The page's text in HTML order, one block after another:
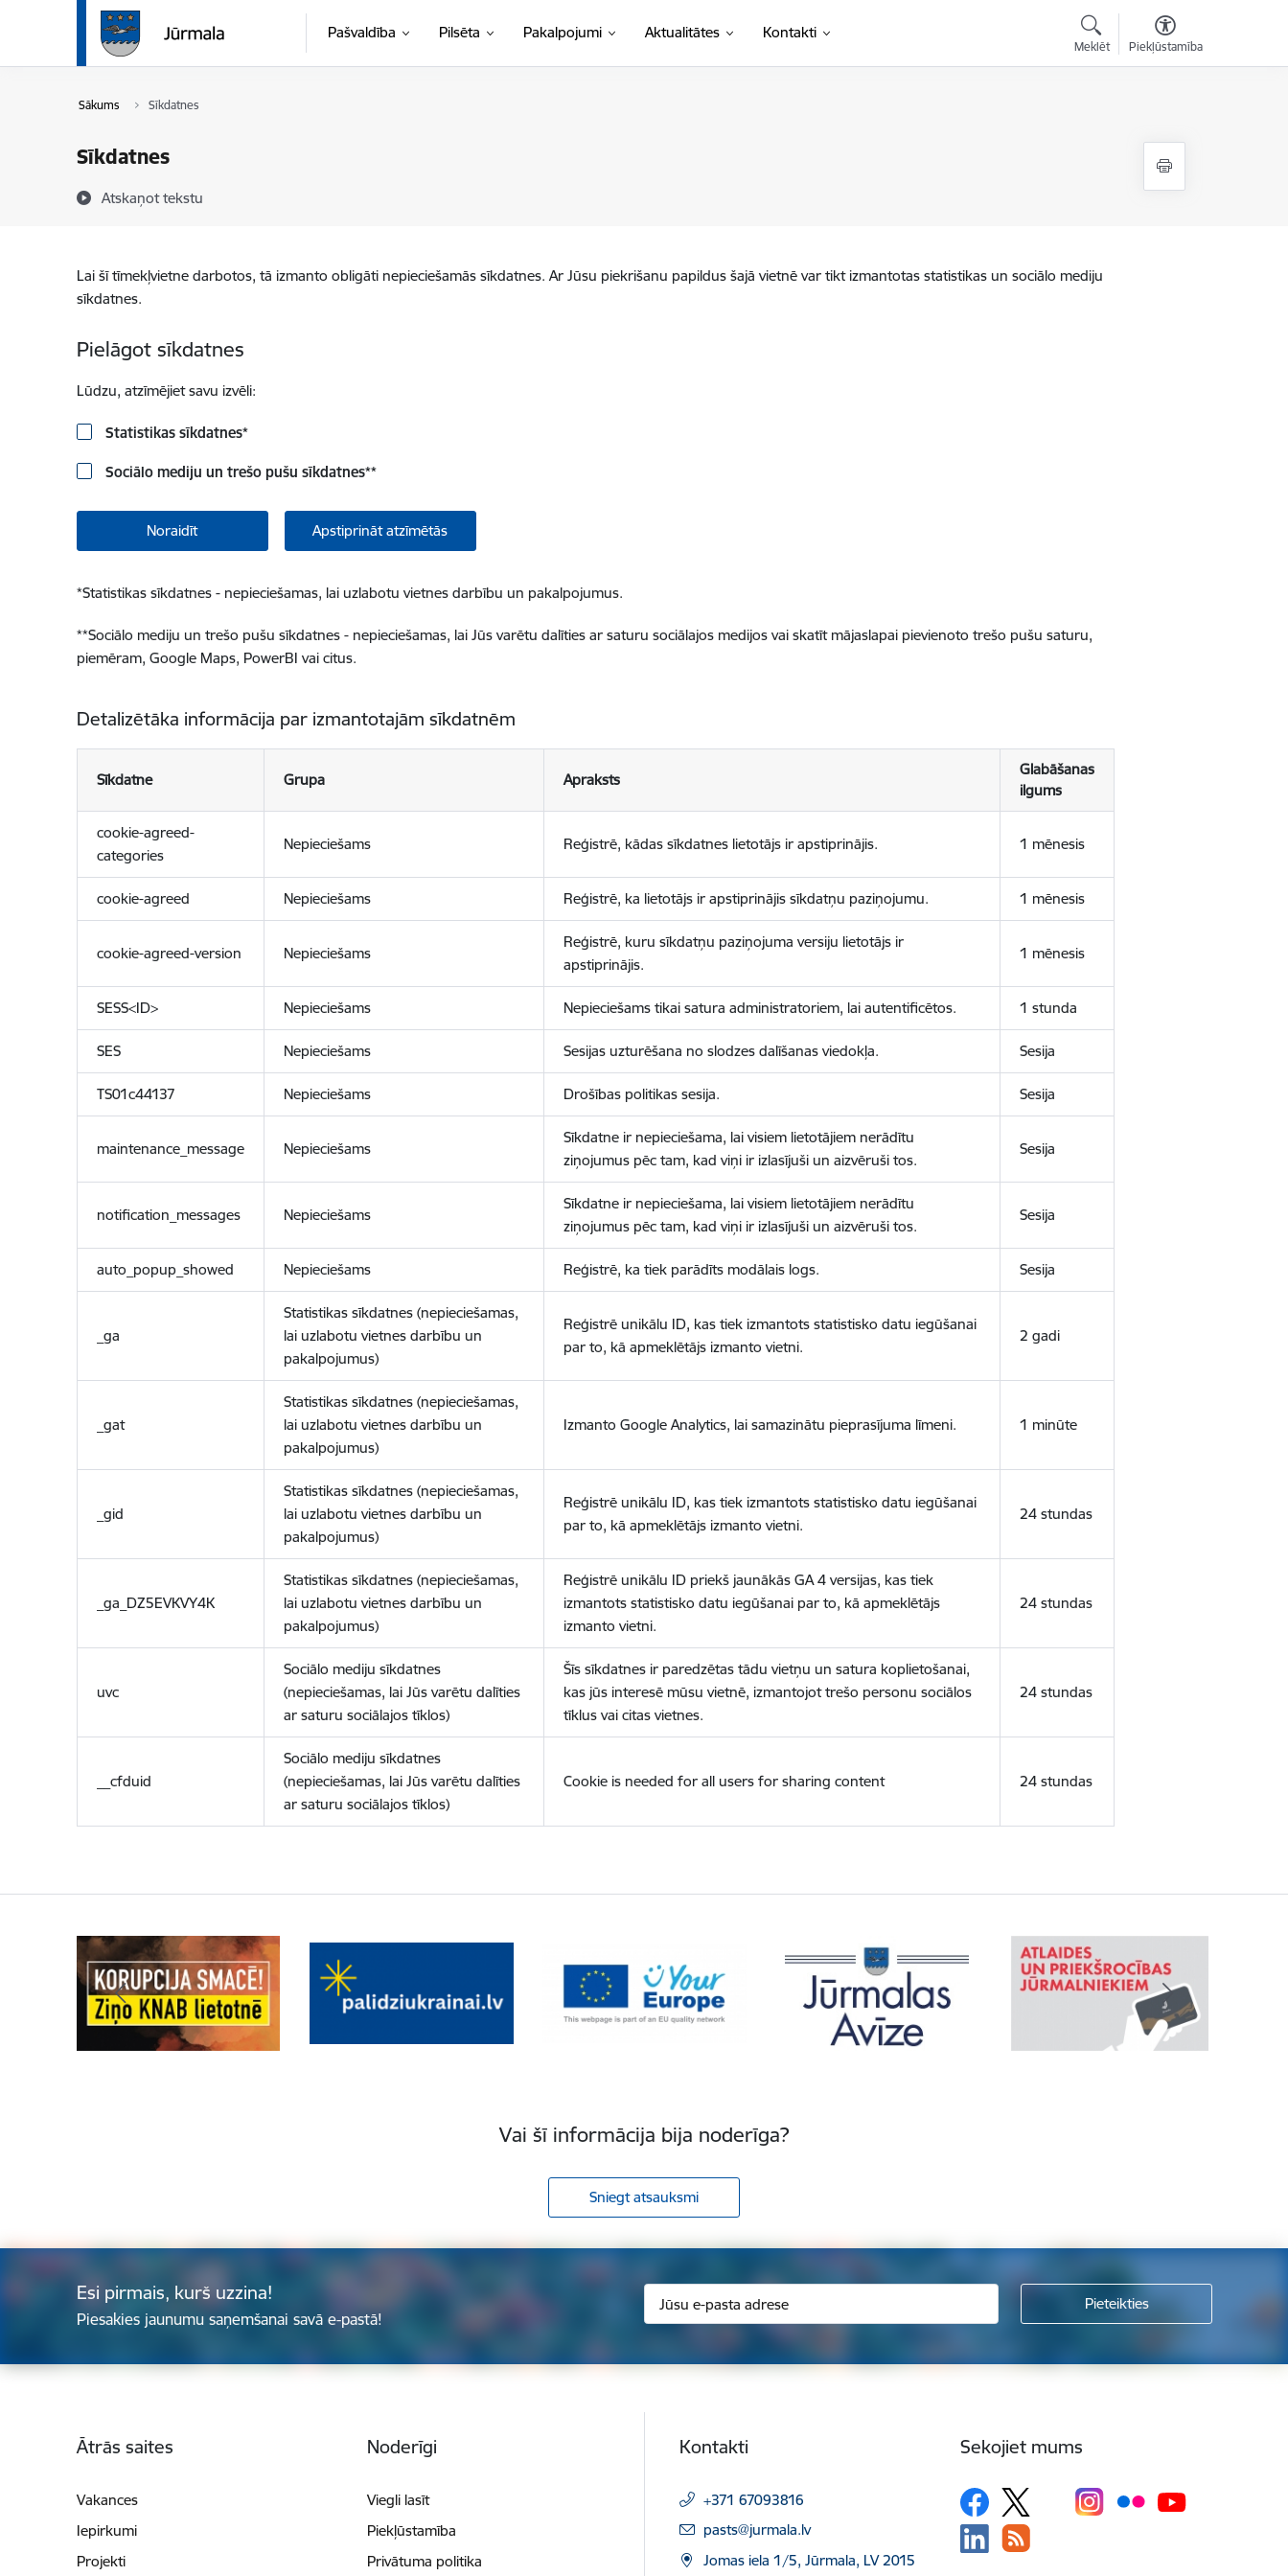
Pāriet uz lapas saturu
Pašvaldība Pilsēta Pakalpojumi Aktualitātes Kontakti
Meklēt Piekļūstamība
Sākums Sīkdatnes
Sīkdatnes
Atskaņot tekstu
Lai šī tīmekļvietne darbotos, tā izmanto obligāti nepieciešamās sīkdatnes. Ar Jūsu piekrišanu papildus šajā vietnē var tikt izmantotas statistikas un sociālo mediju
sīkdatnes.
Pielāgot sīkdatnes
Lūdzu, atzīmējiet savu izvēli:
Statistikas sīkdatnes*
Sociālo mediju un trešo pušu sīkdatnes**
Noraidīt Apstiprināt atzīmētās
*Statistikas sīkdatnes - nepieciešamas, lai uzlabotu vietnes darbību un pakalpojumus.
**Sociālo mediju un trešo pušu sīkdatnes - nepieciešamas, lai Jūs varētu dalīties ar saturu sociālajos medijos vai skatīt mājaslapai pievienoto trešo pušu saturu,
piemēram, Google Maps, PowerBI vai citus.
Detalizētāka informācija par izmantotajām sīkdatnēm
Sīkdatne Grupa Apraksts
Glabāšanas
ilgums
cookie-agreed-
categories
Nepieciešams Reģistrē, kādas sīkdatnes lietotājs ir apstiprinājis. 1 mēnesis
cookie-agreed Nepieciešams Reģistrē, ka lietotājs ir apstiprinājis sīkdatņu paziņojumu. 1 mēnesis
cookie-agreed-version Nepieciešams
Reģistrē, kuru sīkdatņu paziņojuma versiju lietotājs ir
apstiprinājis.
1 mēnesis
SESS<ID> Nepieciešams Nepieciešams tikai satura administratoriem, lai autentificētos. 1 stunda
SES Nepieciešams Sesijas uzturēšana no slodzes dalīšanas viedokļa. Sesija
TS01c44137 Nepieciešams Drošības politikas sesija. Sesija
maintenance_message Nepieciešams
Sīkdatne ir nepieciešama, lai visiem lietotājiem nerādītu
ziņojumus pēc tam, kad viņi ir izlasījuši un aizvēruši tos.
Sesija
notification_messages Nepieciešams
Sīkdatne ir nepieciešama, lai visiem lietotājiem nerādītu
ziņojumus pēc tam, kad viņi ir izlasījuši un aizvēruši tos.
Sesija
auto_popup_showed Nepieciešams Reģistrē, ka tiek parādīts modālais logs. Sesija
_ga
Statistikas sīkdatnes (nepieciešamas,
lai uzlabotu vietnes darbību un
pakalpojumus)
Reģistrē unikālu ID, kas tiek izmantots statistisko datu iegūšanai
par to, kā apmeklētājs izmanto vietni.
2 gadi
_gat
Statistikas sīkdatnes (nepieciešamas,
lai uzlabotu vietnes darbību un
pakalpojumus)
Izmanto Google Analytics, lai samazinātu pieprasījuma līmeni. 1 minūte
_gid
Statistikas sīkdatnes (nepieciešamas,
lai uzlabotu vietnes darbību un
pakalpojumus)
Reģistrē unikālu ID, kas tiek izmantots statistisko datu iegūšanai
par to, kā apmeklētājs izmanto vietni.
24 stundas
_ga_DZ5EVKVY4K
Statistikas sīkdatnes (nepieciešamas,
lai uzlabotu vietnes darbību un
pakalpojumus)
Reģistrē unikālu ID priekš jaunākās GA 4 versijas, kas tiek
izmantots statistisko datu iegūšanai par to, kā apmeklētājs
izmanto vietni.
24 stundas
uvc
Sociālo mediju sīkdatnes
(nepieciešamas, lai Jūs varētu dalīties
ar saturu sociālajos tīklos)
Šīs sīkdatnes ir paredzētas tādu vietņu un satura koplietošanai,
kas jūs interesē mūsu vietnē, izmantojot trešo personu sociālos
tīklus vai citas vietnes.
24 stundas
__cfduid
Sociālo mediju sīkdatnes
(nepieciešamas, lai Jūs varētu dalīties
ar saturu sociālajos tīklos)
Cookie is needed for all users for sharing content 24 stundas
Vai šī informācija bija noderīga?
Sniegt atsauksmi
Esi pirmais, kurš uzzina!
Piesakies jaunumu saņemšanai savā e-pastā!
Ātrās saites
Vakances
Iepirkumi
Projekti
Noderīgi
Viegli lasīt
Piekļūstamība
Privātuma politika
Kontakti
+371 67093816
E-pasts:
pasts@jurmala.lv
Jomas iela 1/5, Jūrmala, LV 2015
Sekojiet mums